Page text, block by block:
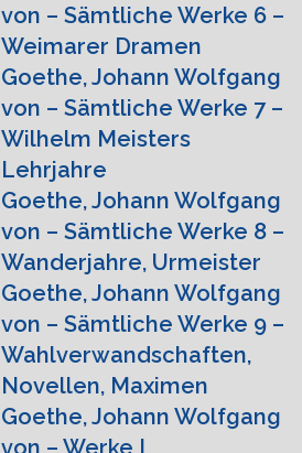
von – Sämtliche Werke 6 –
Weimarer Dramen
Goethe, Johann Wolfgang
von – Sämtliche Werke 7 –
Wilhelm Meisters
Lehrjahre
Goethe, Johann Wolfgang
von – Sämtliche Werke 8 –
Wanderjahre, Urmeister
Goethe, Johann Wolfgang
von – Sämtliche Werke 9 –
Wahlverwandschaften,
Novellen, Maximen
Goethe, Johann Wolfgang
von – Werke I